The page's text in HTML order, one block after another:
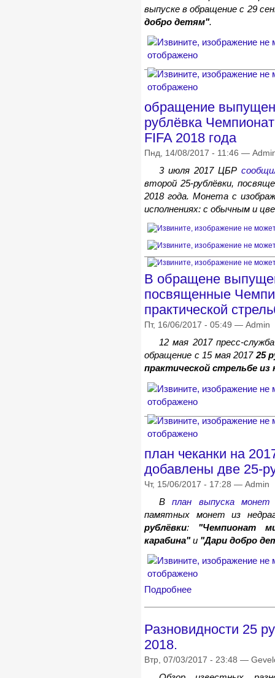
выпуске в обращение с 29
добро детям".
обращение
рублёвка
FIFA 2018 года
Пнд, 14/08/2017 - 11:46 —
3 июля 2017 ЦБР
второй 25-рублёвки,
2018 года. Монета с
исполнениях: с обычным и
В обращене
посвященные
практической
Пт, 16/06/2017 - 05:49 — Admin
12 мая 2017 пресс-
обращение с 15 мая 2017 25
практической стрельбе из
план чеканки на
добавлены две 25-
Чт, 15/06/2017 - 17:28 — Admin
Вплан выпуска монет
памятных монет из
рублёвки: "Чемпионат
карабина"и "Дари добро
Подробнее
Разновидности 25
2018.
Втр, 07/03/2017 - 23:48 —